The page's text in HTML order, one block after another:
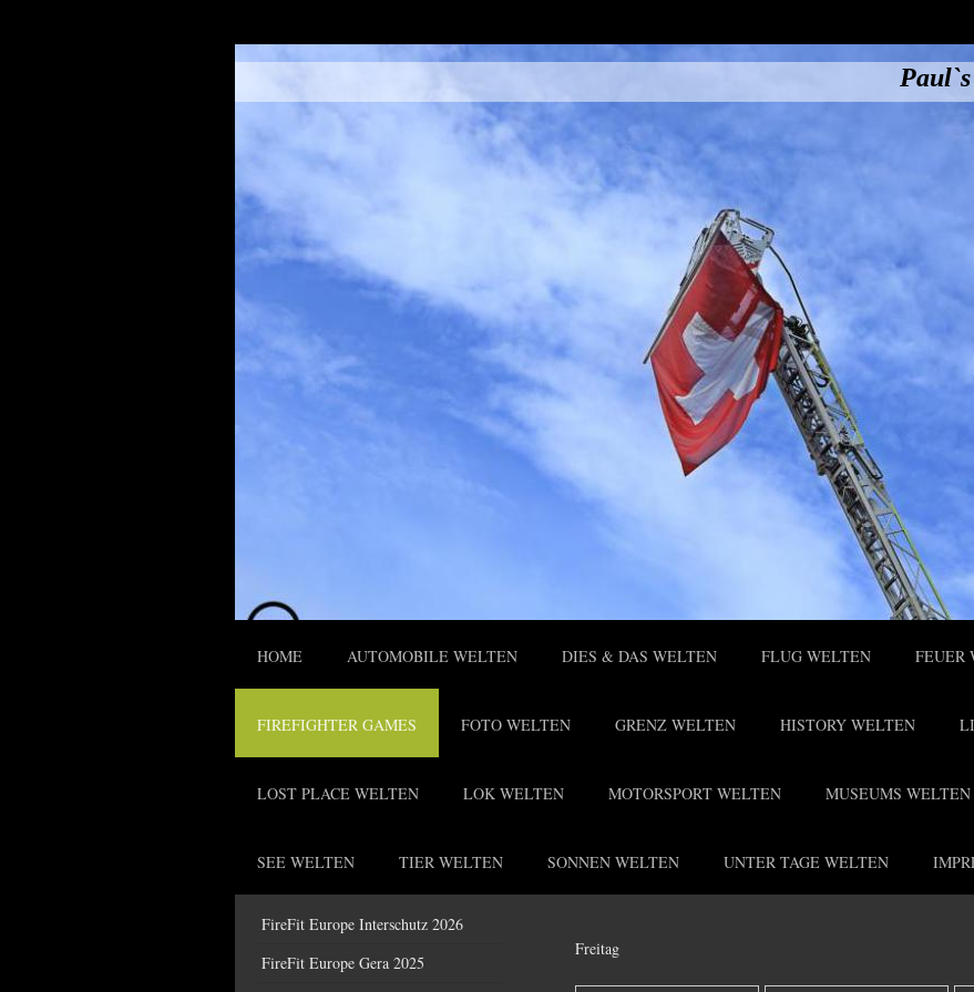
HOME AUTOMOBILE WELTEN DIES & DAS WELTEN FLUG WELTEN FEUER
FIREFIGHTER GAMES FOTO WELTEN GRENZ WELTEN HISTORY WELTEN
LOST PLACE WELTEN LOK WELTEN MOTORSPORT WELTEN MUSEUMS WELTEN
SEE WELTEN TIER WELTEN SONNEN WELTEN UNTER TAGE WELTEN
Freitag
FireFit Europe Interschutz 2026
FireFit Europe Gera 2025